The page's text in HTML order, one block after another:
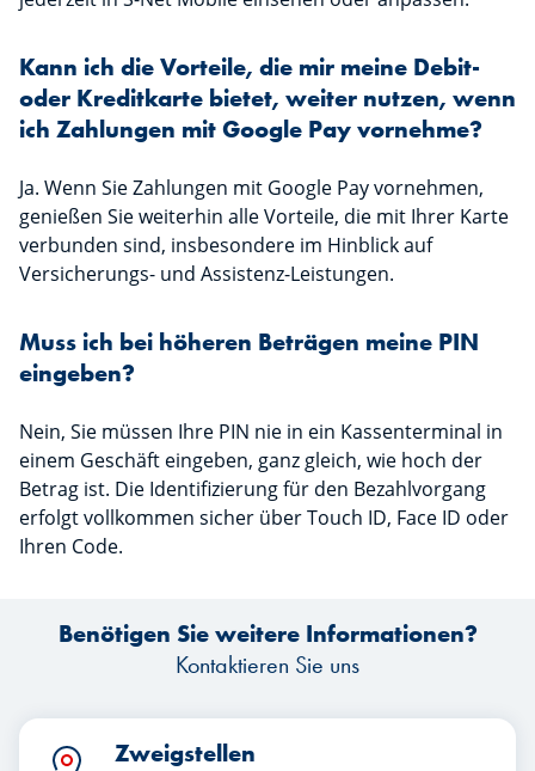
Kann ich die Vorteile, die mir meine Debit-
oder Kreditkarte bietet, weiter nutzen, wenn
ich Zahlungen mit Google Pay vornehme?
Ja. Wenn Sie Zahlungen mit Google Pay vornehmen,
genießen Sie weiterhin alle Vorteile, die mit Ihrer Karte
verbunden sind, insbesondere im Hinblick auf
Versicherungs- und Assistenz-Leistungen.
Muss ich bei höheren Beträgen meine PIN
eingeben?
Nein, Sie müssen Ihre PIN nie in ein Kassenterminal in
einem Geschäft eingeben, ganz gleich, wie hoch der
Betrag ist. Die Identifizierung für den Bezahlvorgang
erfolgt vollkommen sicher über Touch ID, Face ID oder
Ihren Code.
Benötigen Sie weitere Informationen?
Kontaktieren Sie uns
Zweigstellen